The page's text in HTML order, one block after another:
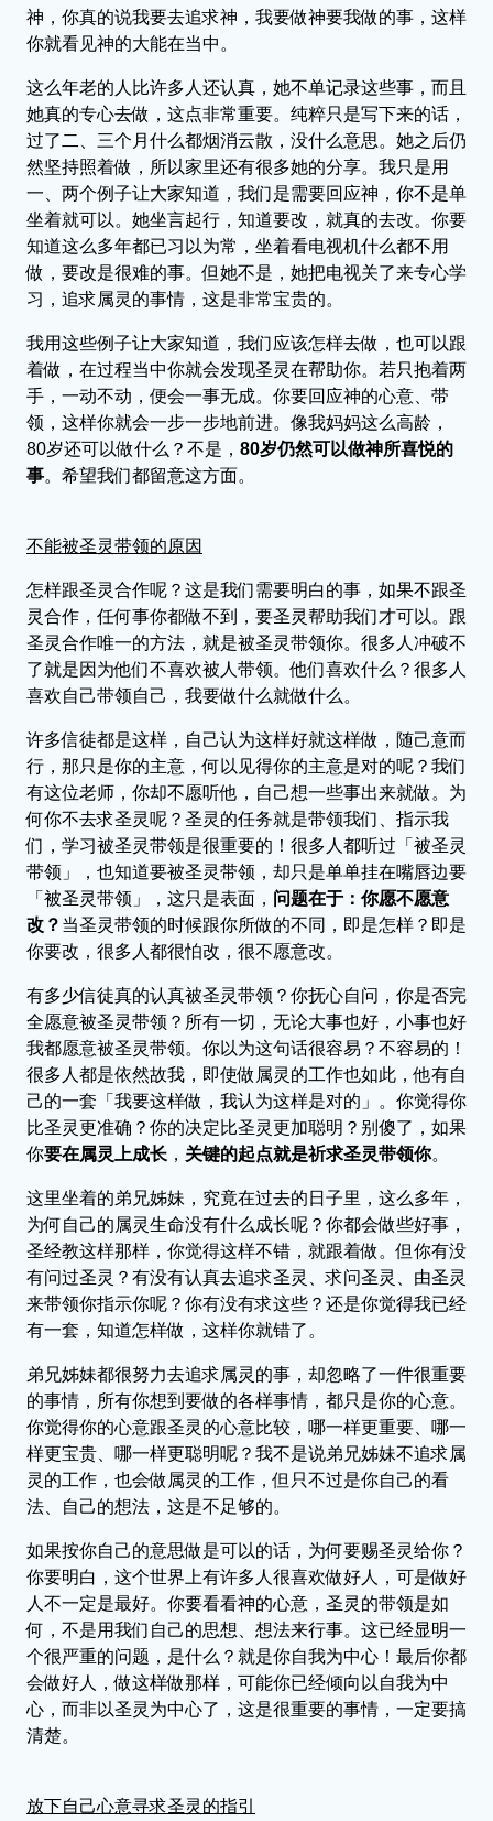
神，你真的说我要去追求神，我要做神要我做的事，这样
你就看见神的大能在当中。
这么年老的人比许多人还认真，她不单记录这些事，而且
她真的专心去做，这点非常重要。纯粹只是写下来的话，
过了二、三个月什么都烟消云散，没什么意思。她之后仍
然坚持照着做，所以家里还有很多她的分享。我只是用
一、两个例子让大家知道，我们是需要回应神，你不是单
坐着就可以。她坐言起行，知道要改，就真的去改。你要
知道这么多年都已习以为常，坐着看电视机什么都不用
做，要改是很难的事。但她不是，她把电视关了来专心学
习，追求属灵的事情，这是非常宝贵的。
我用这些例子让大家知道，我们应该怎样去做，也可以跟
着做，在过程当中你就会发现圣灵在帮助你。若只抱着两
手，一动不动，便会一事无成。你要回应神的心意、带
领，这样你就会一步一步地前进。像我妈妈这么高龄，
80岁还可以做什么？不是， 80岁仍然可以做神所喜悦的
事。希望我们都留意这方面。
不能被圣灵带领的原因
怎样跟圣灵合作呢？这是我们需要明白的事，如果不跟圣
灵合作，任何事你都做不到，要圣灵帮助我们才可以。跟
圣灵合作唯一的方法，就是被圣灵带领你。很多人冲破不
了就是因为他们不喜欢被人带领。他们喜欢什么？很多人
喜欢自己带领自己，我要做什么就做什么。
许多信徒都是这样，自己认为这样好就这样做，随己意而
行，那只是你的主意，何以见得你的主意是对的呢？我们
有这位老师，你却不愿听他，自己想一些事出来就做。为
何你不去求圣灵呢？圣灵的任务就是带领我们、指示我
们，学习被圣灵带领是很重要的！很多人都听过「被圣灵
带领」，也知道要被圣灵带领，却只是单单挂在嘴唇边要
「被圣灵带领」，这只是表面， 问题在于：你愿不愿意
改？ 当圣灵带领的时候跟你所做的不同，即是怎样？即是
你要改，很多人都很怕改，很不愿意改。
有多少信徒真的认真被圣灵带领？你抚心自问，你是否完
全愿意被圣灵带领？所有一切，无论大事也好，小事也好
我都愿意被圣灵带领。你以为这句话很容易？不容易的！
很多人都是依然故我，即使做属灵的工作也如此，他有自
己的一套「我要这样做，我认为这样是对的」。你觉得你
比圣灵更准确？你的决定比圣灵更加聪明？别傻了，如果
你要在属灵上成长 ， 关键的起点就是祈求圣灵带领你。
这里坐着的弟兄姊妹，究竟在过去的日子里，这么多年，
为何自己的属灵生命没有什么成长呢？你都会做些好事，
圣经教这样那样，你觉得这样不错，就跟着做。但你有没
有问过圣灵？有没有认真去追求圣灵、求问圣灵、由圣灵
来带领你指示你呢？你有没有求这些？还是你觉得我已经
有一套，知道怎样做，这样你就错了。
弟兄姊妹都很努力去追求属灵的事，却忽略了一件很重要
的事情，所有你想到要做的各样事情，都只是你的心意。
你觉得你的心意跟圣灵的心意比较，哪一样更重要、哪一
样更宝贵、哪一样更聪明呢？我不是说弟兄姊妹不追求属
灵的工作，也会做属灵的工作，但只不过是你自己的看
法、自己的想法，这是不足够的。
如果按你自己的意思做是可以的话，为何要赐圣灵给你？
你要明白，这个世界上有许多人很喜欢做好人，可是做好
人不一定是最好。你要看看神的心意，圣灵的带领是如
何，不是用我们自己的思想、想法来行事。这已经显明一
个很严重的问题，是什么？就是你自我为中心！最后你都
会做好人，做这样做那样，可能你已经倾向以自我为中
心，而非以圣灵为中心了，这是很重要的事情，一定要搞
清楚。
放下自己心意寻求圣灵的指引